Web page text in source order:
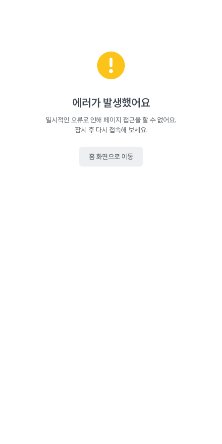
에러가 발생했어요
일시적인 오류로 인해 페이지 접근을 할 수 없어요.
잠시 후 다시 접속해 보세요.
홈 화면으로 이동